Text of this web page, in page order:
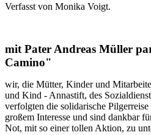
Verfasst von Monika Voigt.
mit Pater Andreas Müller
Camino"
wir, die Mütter, Kinder und
und Kind - Annastift, des
verfolgten die solidarische
großem Interesse und sind dankbar
Not, mit so einer tollen Aktion, zu